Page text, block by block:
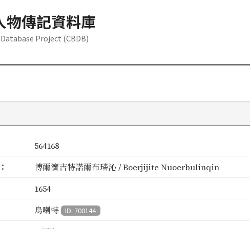
物傳記資料庫
Project (CBDB)
564168
博爾濟吉特諾爾布璘沁 / Boerjijite Nuoerbulinqin
1654
烏喇特 ID: 700144